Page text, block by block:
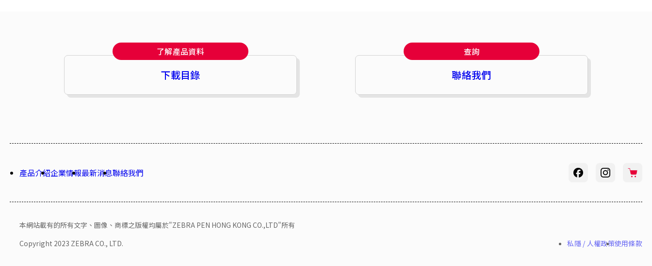
了解產品資料
下載目錄
查詢
聯絡我們
產品介紹企業情報最新消息聯絡我們
本網站載有的所有文字、圖像、商標之版權均屬於"ZEBRA PEN HONG KONG CO.,LTD"所有
Copyright 2023 ZEBRA CO., LTD.
私隱 / 人權政策使用條款